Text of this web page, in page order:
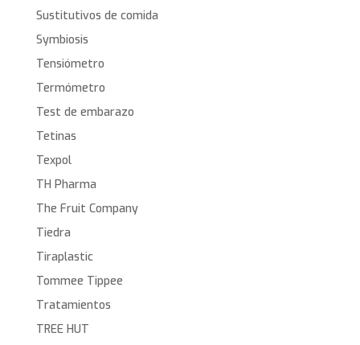
Sustitutivos de comida
Symbiosis
Tensiómetro
Termómetro
Test de embarazo
Tetinas
Texpol
TH Pharma
The Fruit Company
Tiedra
Tiraplastic
Tommee Tippee
Tratamientos
TREE HUT